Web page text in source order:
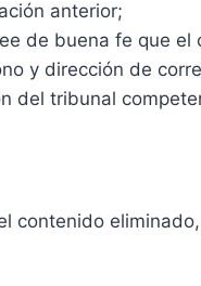
anterior;
de buena fe que
y dirección de
del tribunal